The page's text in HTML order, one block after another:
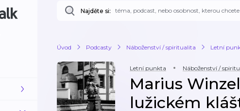
Najděte si:
Úvod Podcasty Náboženství / spiritualita Letní
Letní punkta Náboženství /
Marius
lužickém